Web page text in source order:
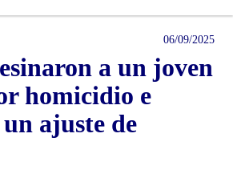
06/09/2025
a un joven
homicidio e
ajuste de